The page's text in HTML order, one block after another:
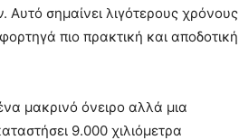
σημαίνει λιγότερους χρόνους
πιο πρακτική και αποδοτική
μακρινό όνειρο αλλά μια
9.000 χιλιόμετρα